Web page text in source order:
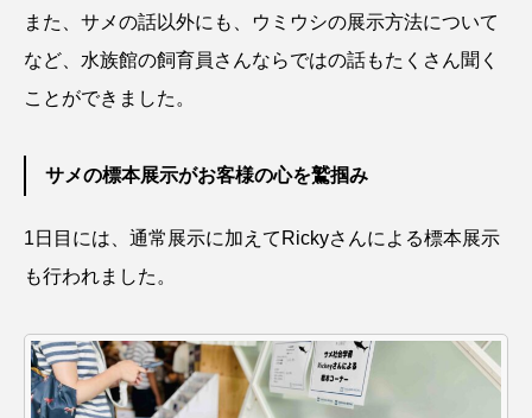
幼魚水族館 広島もとまち水族館 形態
微生物
文学 料理 新海生物 新潟市
旅行 日本固有種 旬 書籍
未利用魚
桂浜水族館 梅雨 棘皮動物
横浜開運水族館 正月 歴史
また、サメの話以外にも、ウミウシの展示方法について
など、水族館の飼育員さんならではの話もたくさん聞く
ことができました。
サメの標本展示がお客様の心を鷲掴み
1日目には、通常展示に加えてRickyさんによる標本展示
も行われました。